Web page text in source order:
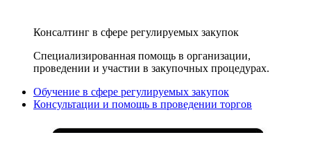
Консалтинг в сфере регулируемых закупок
Специализированная помощь в организации,
проведении и участии в закупочных процедурах.
Обучение в сфере регулируемых закупок
Консультации и помощь в проведении торгов